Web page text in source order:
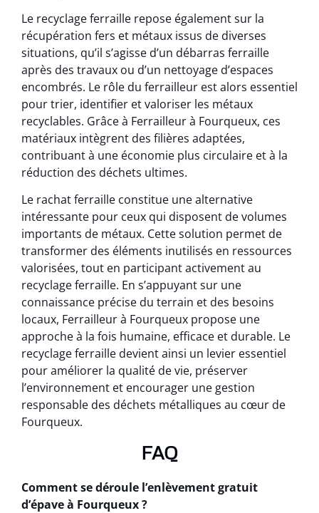
Le recyclage ferraille repose également sur la
récupération fers et métaux issus de diverses
situations, qu’il s’agisse d’un débarras ferraille
après des travaux ou d’un nettoyage d’espaces
encombrés. Le rôle du ferrailleur est alors essentiel
pour trier, identifier et valoriser les métaux
recyclables. Grâce à Ferrailleur à Fourqueux, ces
matériaux intègrent des filières adaptées,
contribuant à une économie plus circulaire et à la
réduction des déchets ultimes.
Le rachat ferraille constitue une alternative
intéressante pour ceux qui disposent de volumes
importants de métaux. Cette solution permet de
transformer des éléments inutilisés en ressources
valorisées, tout en participant activement au
recyclage ferraille. En s’appuyant sur une
connaissance précise du terrain et des besoins
locaux, Ferrailleur à Fourqueux propose une
approche à la fois humaine, efficace et durable. Le
recyclage ferraille devient ainsi un levier essentiel
pour améliorer la qualité de vie, préserver
l’environnement et encourager une gestion
responsable des déchets métalliques au cœur de
Fourqueux.
FAQ
Comment se déroule l’enlèvement gratuit
d’épave à Fourqueux ?